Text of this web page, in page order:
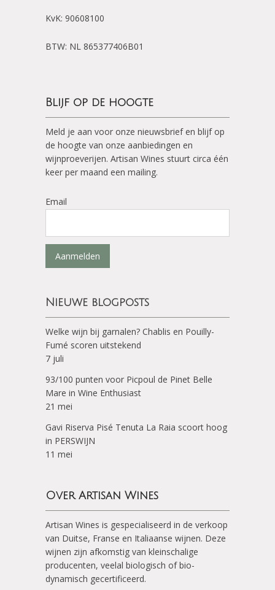
KvK: 90608100
BTW: NL 865377406B01
Blijf op de hoogte
Meld je aan voor onze nieuwsbrief en blijf op
de hoogte van onze aanbiedingen en
wijnproeverijen. Artisan Wines stuurt circa één
keer per maand een mailing.
Email
Aanmelden
Nieuwe blogposts
Welke wijn bij garnalen? Chablis en Pouilly-
Fumé scoren uitstekend
7 juli
93/100 punten voor Picpoul de Pinet Belle
Mare in Wine Enthusiast
21 mei
Gavi Riserva Pisé Tenuta La Raia scoort hoog
in PERSWIJN
11 mei
Over Artisan Wines
Artisan Wines is gespecialiseerd in de verkoop
van Duitse, Franse en Italiaanse wijnen. Deze
wijnen zijn afkomstig van kleinschalige
producenten, veelal biologisch of bio-
dynamisch gecertificeerd.